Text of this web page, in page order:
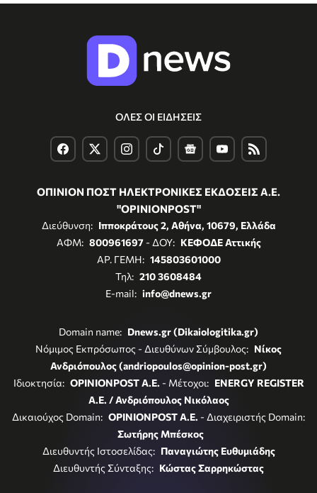
ΟΛΕΣ ΟΙ ΕΙΔΗΣΕΙΣ
ΟΠΙΝΙΟΝ ΠΟΣΤ ΗΛΕΚΤΡΟΝΙΚΕΣ ΕΚΔΟΣΕΙΣ Α.Ε.
"OPINIONPOST"
Διεύθυνση: Ιπποκράτους 2, Αθήνα, 10679, Ελλάδα
ΑΦΜ: 800961697- ΔΟΥ: ΚΕΦΟΔΕ Αττικής
ΑΡ. ΓΕΜΗ: 145803601000
Τηλ: 210 3608484
E-mail: info@dnews.gr
Domain name: Dnews.gr (Dikaiologitika.gr)
Νόμιμος Εκπρόσωπος - Διευθύνων Σύμβουλος: Νίκος
Ανδριόπουλος (andriopoulos@opinion-post.gr)
Ιδιοκτησία: OPINIONPOST A.E. - Μέτοχοι: ENERGY REGISTER
Α.Ε. / Ανδριόπουλος Νικόλαος
Δικαιούχος Domain: OPINIONPOST A.E. - Διαχειριστής Domain:
Σωτήρης Μπέσκος
Διευθυντής Ιστοσελίδας: Παναγιώτης Ευθυμιάδης
Διευθυντής Σύνταξης: Κώστας Σαρρηκώστας